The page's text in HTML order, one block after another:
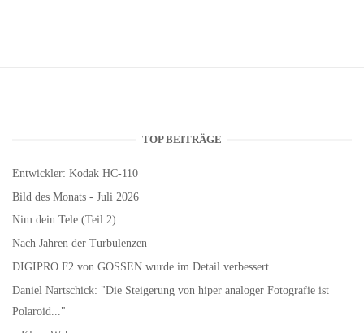
TOP BEITRÄGE
Entwickler: Kodak HC-110
Bild des Monats - Juli 2026
Nim dein Tele (Teil 2)
Nach Jahren der Turbulenzen
DIGIPRO F2 von GOSSEN wurde im Detail verbessert
Daniel Nartschick: "Die Steigerung von hiper analoger Fotografie ist
Polaroid..."